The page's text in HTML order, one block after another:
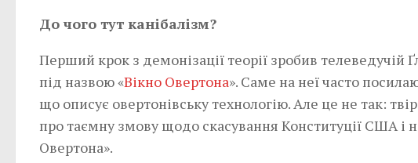
До чого тут канібалізм?
Перший крок з демонізації теорії зробив
під назвою «Вікно Овертона». Саме на неї часто
що описує овертонівську технологію. Але це не так:
про таємну змову щодо скасування Конституції США і
Овертона».